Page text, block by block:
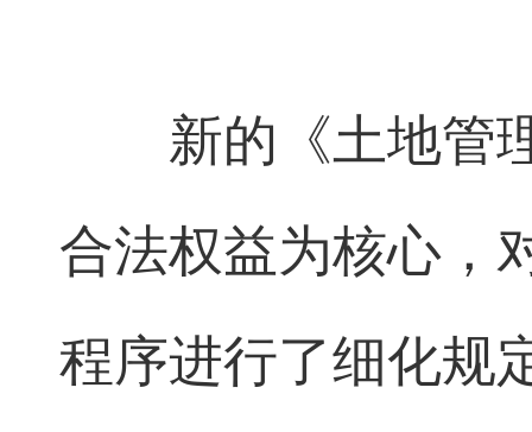
新的《土地管
合法权益为核心，
程序进行了细化规